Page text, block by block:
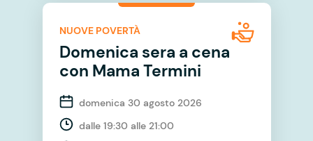
NUOVE POVERTÀ
Domenica sera a cena
con Mama Termini
domenica 30 agosto 2026
dalle 19:30 alle 21:00